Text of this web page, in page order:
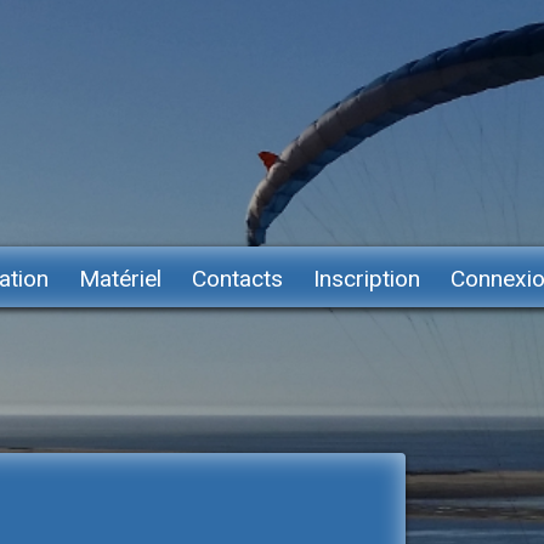
Matériel Contacts Inscription